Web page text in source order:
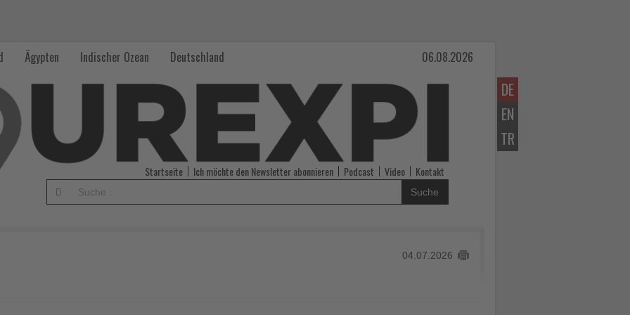
DE
EN
TR
Ägypten Indischer Ozean Deutschland 06.08.2026
Startseite Ich möchte den Newsletter abonnieren Podcast Video Kontakt
Suche
04.07.2026